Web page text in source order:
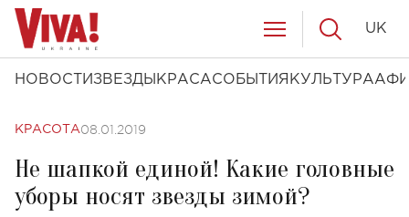
НОВОСТИ ЗВЕЗДЫ КРАСАСОБЫТИЯ КУЛЬТУРА
UK
КРАСОТА08.01.2019
Не шапкой единой! Какие головные
уборы носят звезды зимой?